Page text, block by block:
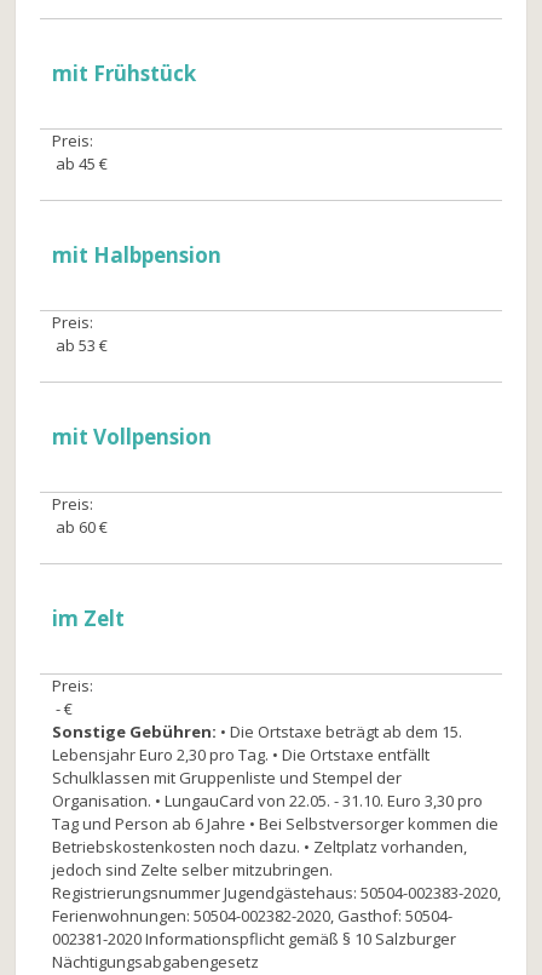
mit Frühstück
Preis:
ab 45 €
mit Halbpension
Preis:
ab 53 €
mit Vollpension
Preis:
ab 60 €
im Zelt
Preis:
- €
Sonstige Gebühren: • Die Ortstaxe beträgt ab dem 15.
Lebensjahr Euro 2,30 pro Tag. • Die Ortstaxe entfällt
Schulklassen mit Gruppenliste und Stempel der
Organisation. • LungauCard von 22.05. - 31.10. Euro 3,30 pro
Tag und Person ab 6 Jahre • Bei Selbstversorger kommen die
Betriebskostenkosten noch dazu. • Zeltplatz vorhanden,
jedoch sind Zelte selber mitzubringen.
Registrierungsnummer Jugendgästehaus: 50504-002383-2020,
Ferienwohnungen: 50504-002382-2020, Gasthof: 50504-
002381-2020 Informationspflicht gemäß § 10 Salzburger
Nächtigungsabgabengesetz